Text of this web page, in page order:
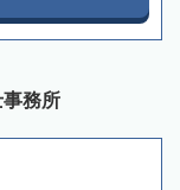
務所